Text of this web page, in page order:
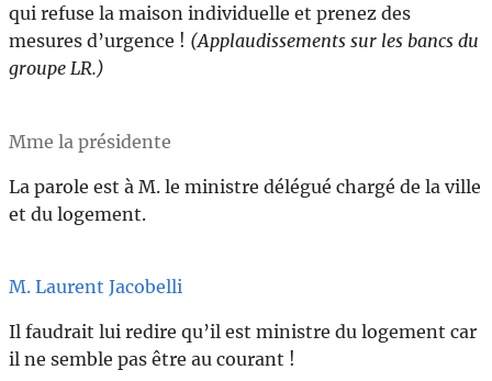
qui refuse la maison individuelle et prenez des
mesures d’urgence ! (Applaudissements sur les bancs du
groupe LR.)
Mme la présidente
La parole est à M. le ministre délégué chargé de la ville
et du logement.
M. Laurent Jacobelli
Il faudrait lui redire qu’il est ministre du logement car
il ne semble pas être au courant !